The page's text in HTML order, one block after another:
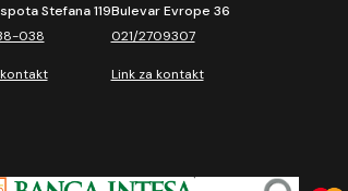
Stefana 119
038
Bulevar Evrope 36
021/2709307
Link za kontakt